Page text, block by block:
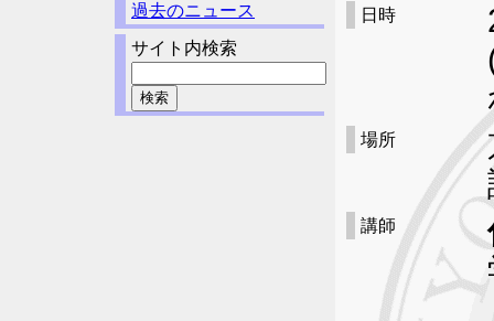
過去のニュース
サイト内検索
日時
場所
講師